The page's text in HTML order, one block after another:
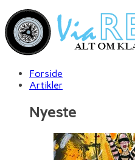
Forside
Artikler
Nyeste